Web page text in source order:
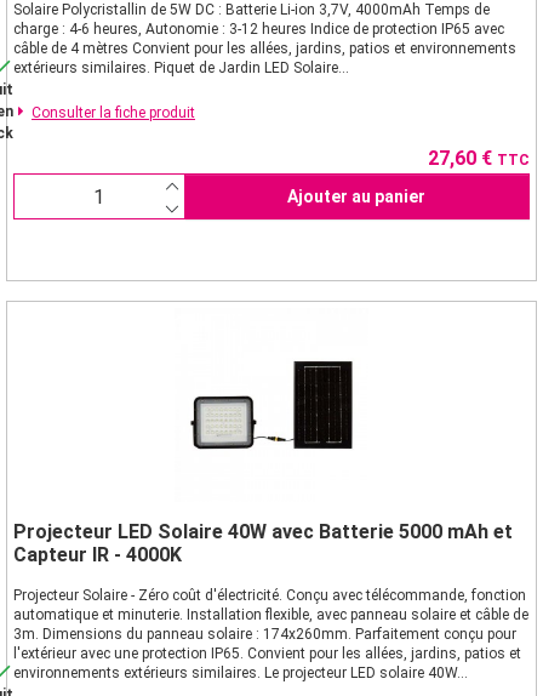
Solaire Polycristallin de 5W DC : Batterie Li-ion 3,7V, 4000mAh Temps de
charge : 4-6 heures, Autonomie : 3-12 heures Indice de protection IP65 avec
câble de 4 mètres Convient pour les allées, jardins, patios et environnements
extérieurs similaires. Piquet de Jardin LED Solaire...
Consulter la fiche produit
Prix
27,60 € TTC
Ajouter au panier
Projecteur LED Solaire 40W avec Batterie 5000 mAh et
Capteur IR - 4000K
Projecteur Solaire - Zéro coût d'électricité. Conçu avec télécommande, fonction
automatique et minuterie. Installation flexible, avec panneau solaire et câble de
3m. Dimensions du panneau solaire : 174x260mm. Parfaitement conçu pour
l'extérieur avec une protection IP65. Convient pour les allées, jardins, patios et
environnements extérieurs similaires. Le projecteur LED solaire 40W...